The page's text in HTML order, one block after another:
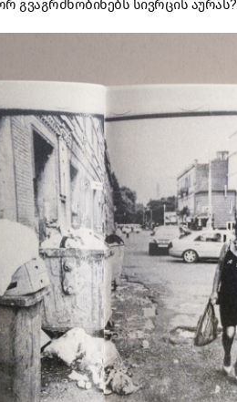
გვაგრძნობინებს სივრცის აურას?